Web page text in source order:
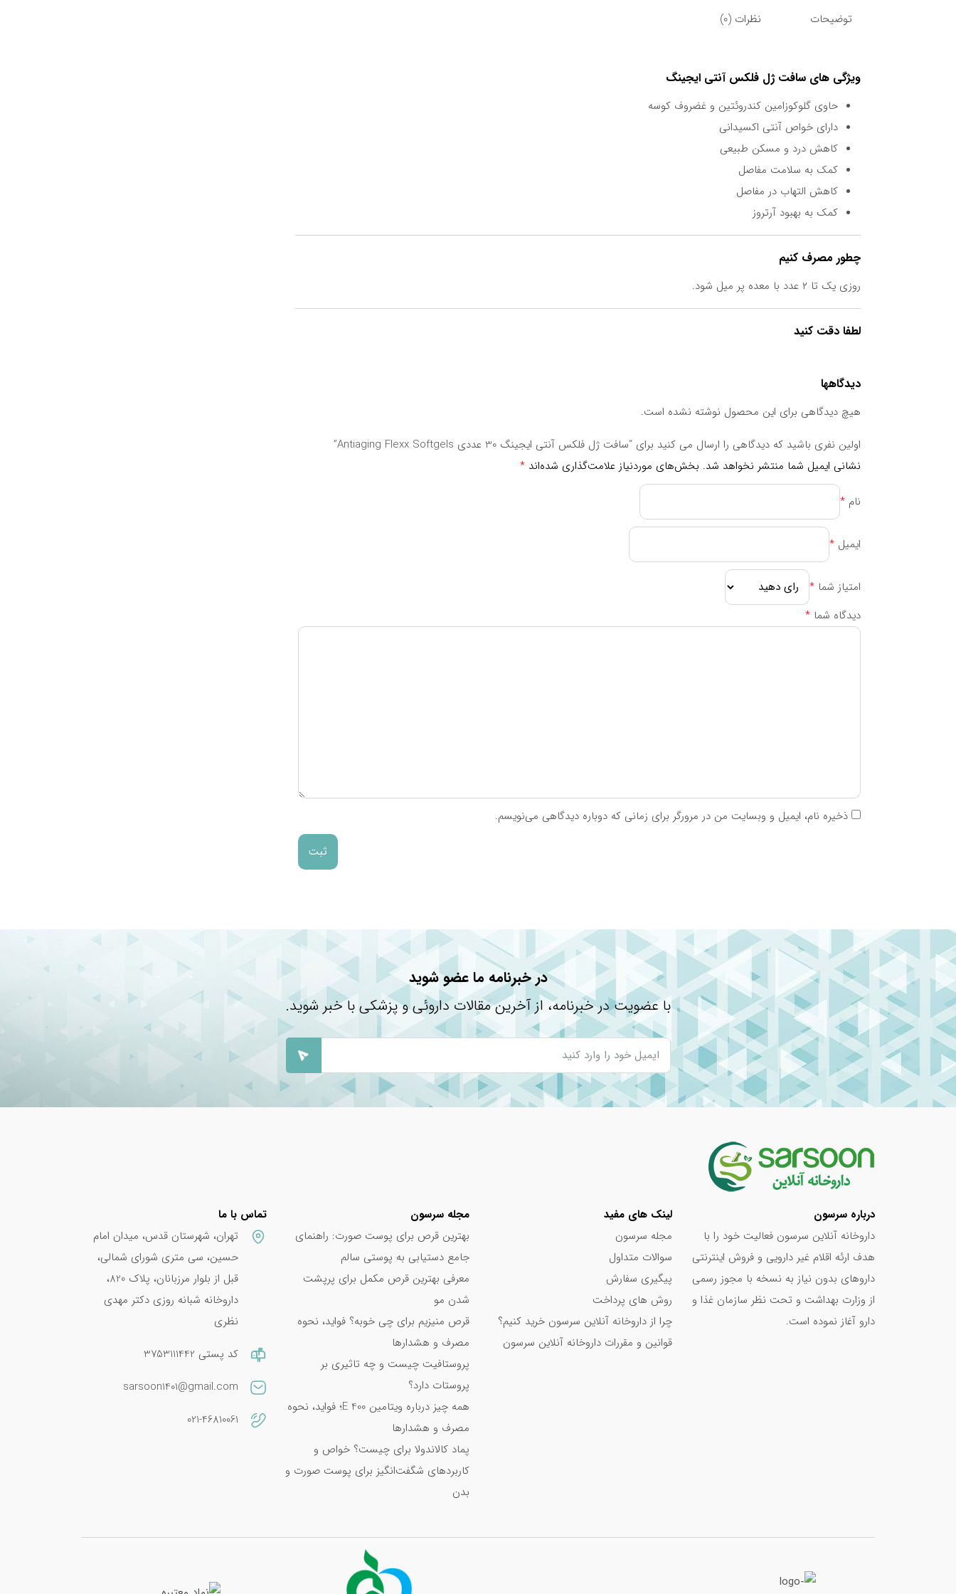
توضیحات نظرات (0)
ویژگی های سافت ژل فلکس آنتی ایجینگ
حاوی گلوکوزامین کندروئتین و غضروف کوسه
دارای خواص آنتی اکسیدانی
کاهش درد و مسکن طبیعی
کمک به سلامت مفاصل
کاهش التهاب در مفاصل
کمک به بهبود آرتروز
چطور مصرف کنیم
روزی یک تا ۲ عدد با معده پر میل شود.
لطفا دقت کنید
این فرآورده جهت تشخیص، درمان و یا پیشگیری از بیماری نیست.
مصرف در بارداری و شیردهی ممنوع است.
جدول ترکیبات
ترکیبات مقدار در هر وعده روزانه
گلوکوزامین سولفات
کندروئتین سولفات
۱۰۰mg
شارک کارتیلیج
۱۰۰mg
عصاره گیاه بوسولیا
*نیاز مصرف روزانه از طرف شرکت سازنده مشخص نشده است.
چرا معده ترش می‌کند؟ + بهترین روش درمان ترش کردن معده
دلایل و درمان درد معده
ورم معده چیست؟ بهترین روش درمان ورم معده
چه قرصی سردرد را کاهش می دهد؟ + معرفی 10 دارو برای…
داروهای پرکاربرد برای تسکین دردهای عضلانی
داروهای ضد التهاب و آسیب های آن بر سیستم گوارش
دیدگاهها
هیچ دیدگاهی برای این محصول نوشته نشده است.
اولین نفری باشید که دیدگاهی را ارسال می کنید برای “سافت ژل فلکس آنتی ایجینگ 30 عددی Antiaging Flexx Softgels”
نشانی ایمیل شما منتشر نخواهد شد. بخش‌های موردنیاز علامت‌گذاری شده‌اند *
نام *
ایمیل *
امتیاز شما *
دیدگاه شما *
ذخیره نام، ایمیل و وبسایت من در مرورگر برای زمانی که دوباره دیدگاهی می‌نویسم.
در خبرنامه ما عضو شوید
با عضویت در خبرنامه، از آخرین مقالات داروئی و پزشکی با خبر شوید.
درباره سرسون
داروخانه آنلاین سرسون فعالیت خود را با
هدف ارئه اقلام غیر دارویی و فروش اینترنتی
داروهای بدون نیاز به نسخه با مجوز رسمی
از وزارت بهداشت و تحت نظر سازمان غذا و
دارو آغاز نموده است.
لینک های مفید
مجله سرسون
سوالات متداول
پیگیری سفارش
روش های پرداخت
چرا از داروخانه آنلاین سرسون خرید کنیم؟
قوانین و مقررات داروخانه آنلاین سرسون
مجله سرسون
بهترین قرص برای پوست صورت: راهنمای
جامع دستیابی به پوستی سالم
معرفی بهترین قرص مکمل برای پرپشت
شدن مو
قرص منیزیم برای چی خوبه؟ فواید، نحوه
مصرف و هشدارها
پروستافیت چیست و چه تاثیری بر
پروستات دارد؟
همه چیز درباره ویتامین E 400؛ فواید، نحوه
مصرف و هشدارها
پماد کالاندولا برای چیست؟ خواص و
کاربردهای شگفت‌انگیز برای پوست صورت و
بدن
تماس با ما
تهران، شهرستان قدس، میدان امام
حسین، سی متری شورای شمالی،
قبل از بلوار مرزبانان، پلاک 820،
داروخانه شبانه روزی دکتر مهدی
نظری
کد پستی 3753111442
sarsoon1401@gmail.com
021-46810061